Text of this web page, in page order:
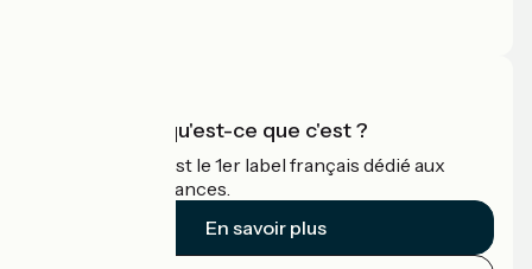
Accueil Vélo qu'est-ce que c'est ?
Accueil Vélo c'est le 1er label français dédié aux
cyclistes en vacances.
En savoir plus